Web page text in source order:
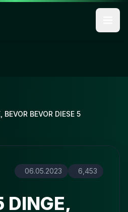
BEVOR DIESE 5
06.05.2023 6,453
DINGE,